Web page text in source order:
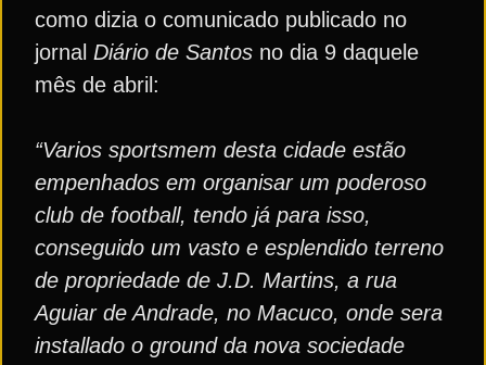
como dizia o comunicado publicado no
jornal Diário de Santos no dia 9 daquele
mês de abril:
“Varios sportsmem desta cidade estão
empenhados em organisar um poderoso
club de football, tendo já para isso,
conseguido um vasto e esplendido terreno
de propriedade de J.D. Martins, a rua
Aguiar de Andrade, no Macuco, onde sera
installado o ground da nova sociedade